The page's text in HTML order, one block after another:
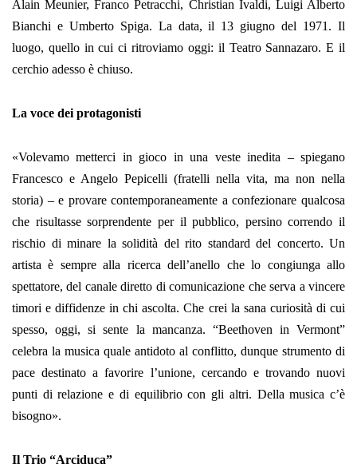
Alain Meunier, Franco Petracchi, Christian Ivaldi, Luigi Alberto
Bianchi e Umberto Spiga. La data, il 13 giugno del 1971. Il
luogo, quello in cui ci ritroviamo oggi: il Teatro Sannazaro. E il
cerchio adesso è chiuso.
La voce dei protagonisti
«Volevamo metterci in gioco in una veste inedita – spiegano
Francesco e Angelo Pepicelli (fratelli nella vita, ma non nella
storia) – e provare contemporaneamente a confezionare qualcosa
che risultasse sorprendente per il pubblico, persino correndo il
rischio di minare la solidità del rito standard del concerto. Un
artista è sempre alla ricerca dell’anello che lo congiunga allo
spettatore, del canale diretto di comunicazione che serva a vincere
timori e diffidenze in chi ascolta. Che crei la sana curiosità di cui
spesso, oggi, si sente la mancanza. “Beethoven in Vermont”
celebra la musica quale antidoto al conflitto, dunque strumento di
pace destinato a favorire l’unione, cercando e trovando nuovi
punti di relazione e di equilibrio con gli altri. Della musica c’è
bisogno».
Il Trio “Arciduca”